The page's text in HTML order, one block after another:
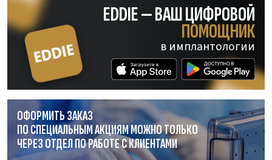
EDDIE — ВАШ ЦИФРОВОЙ
ПОМОЩНИК
в имплантологии
ОФОРМИТЬ ЗАКАЗ
ПО СПЕЦИАЛЬНЫМ АКЦИЯМ МОЖНО ТОЛЬКО
ЧЕРЕЗ ОТДЕЛПО РАБОТЕС КЛИЕНТАМИ